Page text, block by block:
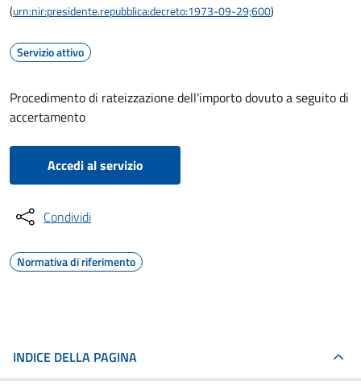
(urn:nir:presidente.repubblica:decreto:1973-09-29;600)
Servizio attivo
Procedimento di rateizzazione dell'importo dovuto a seguito di
accertamento
Accedi al servizio
Condividi
Normativa di riferimento
INDICE DELLA PAGINA